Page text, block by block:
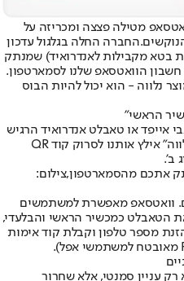
מטילה פצצה ומכריזה על
החברה החלה בגלגול עדכון
לאייפד וגרסאות בטא מקבילות לאנדרואיד) שמנתק
הוואטסאפ שלנו לסמארטפון.
נלווה - הוא יכול להיות הבוס
הראשי"
אייפד או טאבלט אנדרואיד הרגיש
כמו פשרה כואבת. מצב ה"מכשיר הנלווה" אילץ אותנו לסרוק קוד QR
ב'.
אתכם מהסמארטפון,צילום:
וואטסאפ מאפשרת למשתמשים
הטאבלט כמכשיר הראשי והבלעדי,
מספר טלפון וקבלת קוד אימות
עניין סמנטי, אלא שחרור